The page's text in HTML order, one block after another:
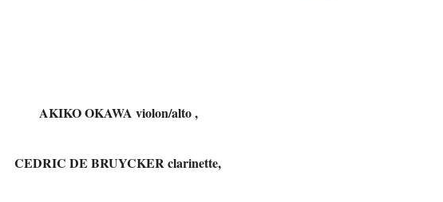
AKIKO OKAWA violon/alto ,
CEDRIC DE BRUYCKER clarinette,